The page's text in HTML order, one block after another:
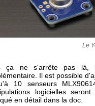
Le
ça ne s'arrête pas là,
Il est possible
10 senseurs
logicielles
en détail dans la doc.